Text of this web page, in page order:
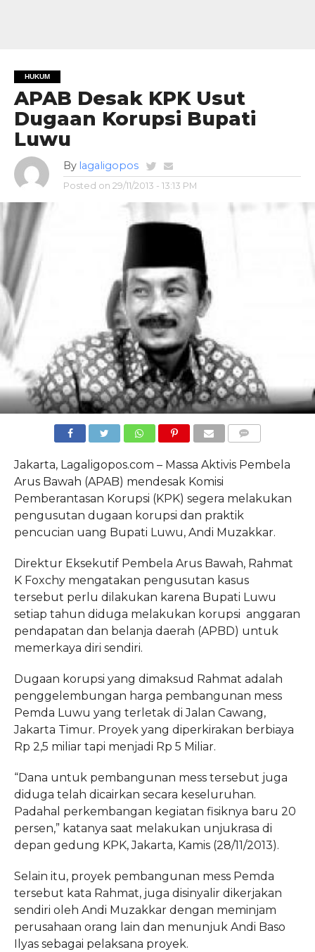
HUKUM
APAB Desak KPK Usut
Dugaan Korupsi Bupati
Luwu
By lagaligopos
Posted on 29/11/2013 - 13:13 PM
Jakarta, Lagaligopos.com – Massa Aktivis Pembela
Arus Bawah (APAB) mendesak Komisi
Pemberantasan Korupsi (KPK) segera melakukan
pengusutan dugaan korupsi dan praktik
pencucian uang Bupati Luwu, Andi Muzakkar.
Direktur Eksekutif Pembela Arus Bawah, Rahmat
K Foxchy mengatakan pengusutan kasus
tersebut perlu dilakukan karena Bupati Luwu
setiap tahun diduga melakukan korupsi anggaran
pendapatan dan belanja daerah (APBD) untuk
memerkaya diri sendiri.
Dugaan korupsi yang dimaksud Rahmat adalah
penggelembungan harga pembangunan mess
Pemda Luwu yang terletak di Jalan Cawang,
Jakarta Timur. Proyek yang diperkirakan berbiaya
Rp 2,5 miliar tapi menjadi Rp 5 Miliar.
“Dana untuk pembangunan mess tersebut juga
diduga telah dicairkan secara keseluruhan.
Padahal perkembangan kegiatan fisiknya baru 20
persen,” katanya saat melakukan unjukrasa di
depan gedung KPK, Jakarta, Kamis (28/11/2013).
Selain itu, proyek pembangunan mess Pemda
tersebut kata Rahmat, juga disinyalir dikerjakan
sendiri oleh Andi Muzakkar dengan meminjam
perusahaan orang lain dan menunjuk Andi Baso
Ilyas sebagai pelaksana proyek.